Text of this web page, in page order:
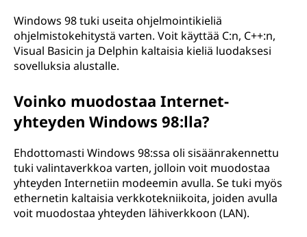
Windows 98 tuki useita ohjelmointikieliä
ohjelmistokehitystä varten. Voit käyttää C:n, C++:n,
Visual Basicin ja Delphin kaltaisia kieliä luodaksesi
sovelluksia alustalle.
Voinko muodostaa Internet-
yhteyden Windows 98:lla?
Ehdottomasti Windows 98:ssa oli sisäänrakennettu
tuki valintaverkkoa varten, jolloin voit muodostaa
yhteyden Internetiin modeemin avulla. Se tuki myös
ethernetin kaltaisia verkkotekniikoita, joiden avulla
voit muodostaa yhteyden lähiverkkoon (LAN).